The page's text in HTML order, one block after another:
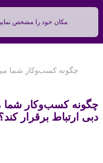
چگونه کسب‌وکار شما
چگونه کسب‌وکار شما
دبی ارتباط برقرار